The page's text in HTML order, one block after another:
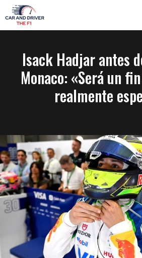
Saltar
al
contenido
Isack Hadjar antes
Monaco: «Será un
realmente